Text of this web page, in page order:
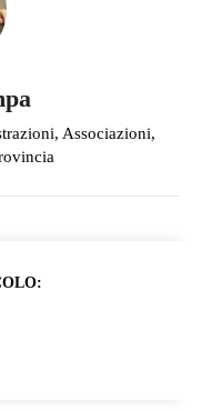
Associazioni,